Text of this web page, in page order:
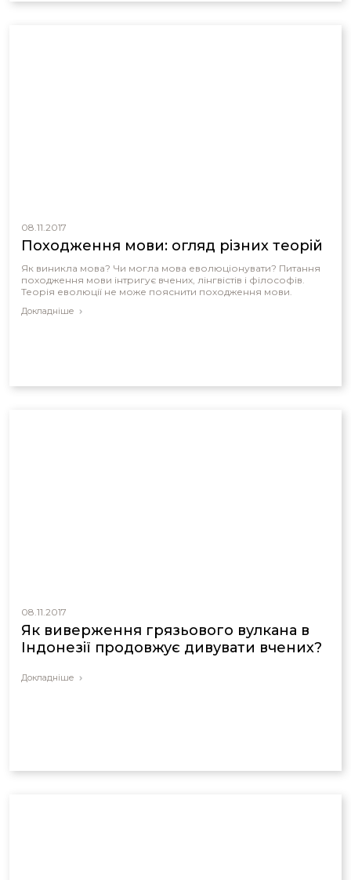
08.11.2017
Походження мови: огляд різних теорій
Як виникла мова? Чи могла мова еволюціонувати? Питання
походження мови інтригує вчених, лінгвістів і філософів.
Теорія еволюції не може пояснити походження мови.
Докладніше
08.11.2017
Як виверження грязьового вулкана в
Індонезії продовжує дивувати вчених?
Докладніше